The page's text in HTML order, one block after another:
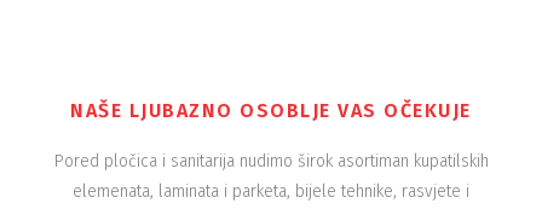
NAŠE LJUBAZNO OSOBLJE VAS OČEKUJE
Pored pločica i sanitarija nudimo širok asortiman kupatilskih
elemenata, laminata i parketa, bijele tehnike, rasvjete i